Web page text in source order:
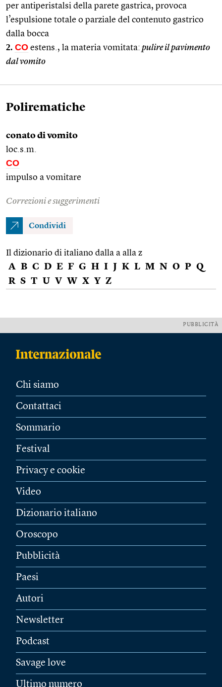
per antiperistalsi della parete gastrica, provoca
l’espulsione totale o parziale del contenuto gastrico
dalla bocca
2. CO estens., la materia vomitata: pulire il pavimento
dal vomito
Polirematiche
conato di vomito
loc.s.m.
CO
impulso a vomitare
Correzioni e suggerimenti
Condividi
Il dizionario di italiano dalla a alla z
A B C D E F G H I J K L M N O P Q
R S T U V W X Y Z
PUBBLICITÀ
Chi siamo
Contattaci
Sommario
Festival
Privacy e cookie
Video
Dizionario italiano
Oroscopo
Pubblicità
Paesi
Autori
Newsletter
Podcast
Savage love
Ultimo numero